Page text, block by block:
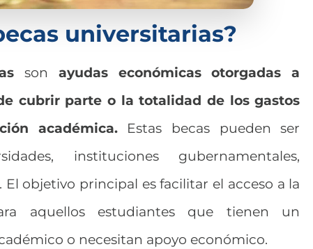
universitarias?
son ayudas económicas otorgadas a
cubrir parte o la totalidad de los gastos
académica. Estas becas pueden ser
instituciones gubernamentales,
objetivo principal es facilitar el acceso a la
aquellos estudiantes que tienen un
o necesitan apoyo económico.